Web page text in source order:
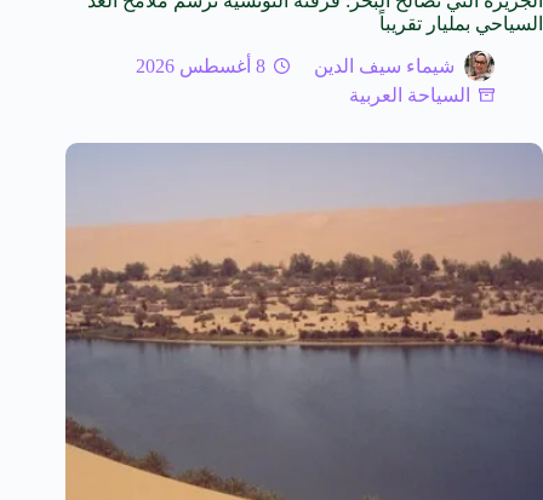
السياحي بمليار تقريباً
شيماء سيف الدين
8 أغسطس 2026
السياحة العربية